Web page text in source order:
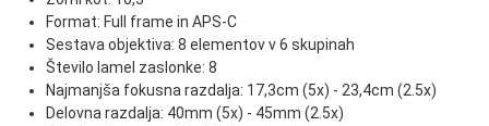
Format: Full frame in APS-C
Sestava objektiva: 8 elementov v 6 skupinah
Število lamel zaslonke: 8
Najmanjša fokusna razdalja: 17,3cm (5x) - 23,4cm (2.5x)
Delovna razdalja: 40mm (5x) - 45mm (2.5x)